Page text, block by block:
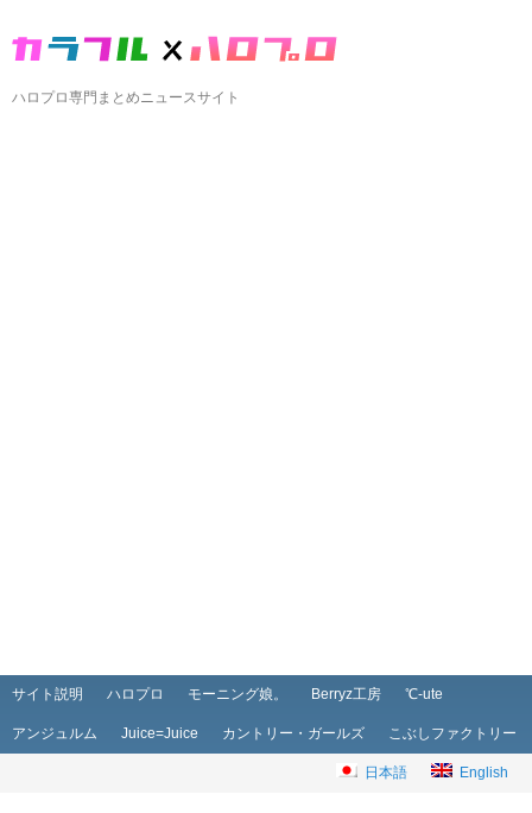
ハロプロ専門まとめニュースサイト
メインメニュー
メインコンテンツへ移動
サブコンテンツへ移動
サイト説明 ハロプロ モーニング娘。 Berryz工房 ℃-ute
アンジュルム Juice=Juice カントリー・ガールズ こぶしファクトリー
日本語 English